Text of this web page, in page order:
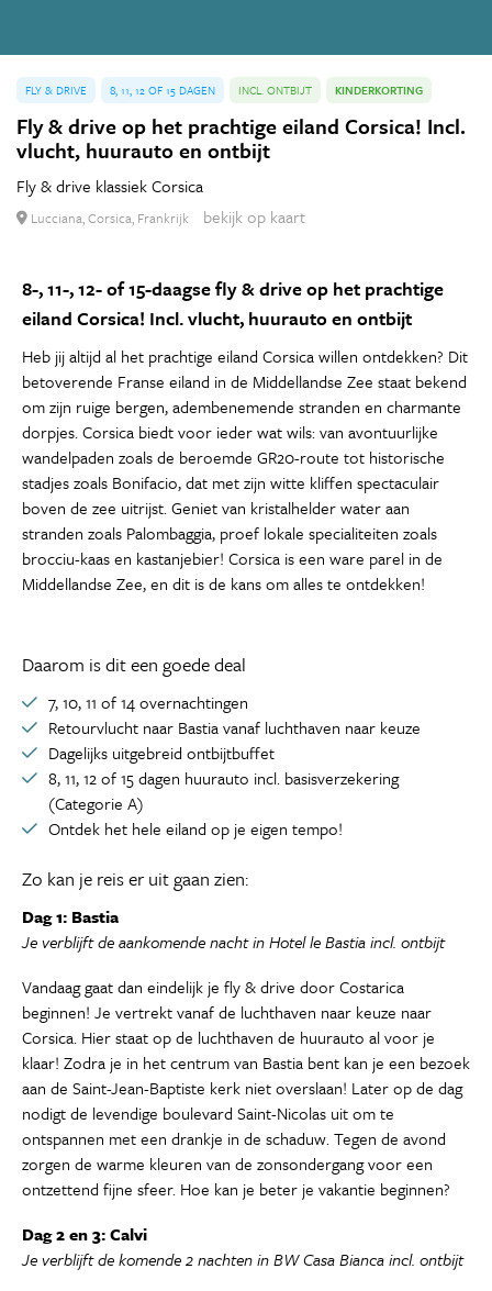
FLY & DRIVE 8, 11, 12 OF 15 DAGEN INCL. ONTBIJT KINDERKORTING
Fly & drive op het prachtige eiland Corsica! Incl.
vlucht, huurauto en ontbijt
Fly & drive klassiek Corsica
Lucciana, Corsica, Frankrijk bekijk op kaart
8-, 11-, 12- of 15-daagse fly & drive op het prachtige
eiland Corsica! Incl. vlucht, huurauto en ontbijt
Heb jij altijd al het prachtige eiland Corsica willen ontdekken? Dit
betoverende Franse eiland in de Middellandse Zee staat bekend
om zijn ruige bergen, adembenemende stranden en charmante
dorpjes. Corsica biedt voor ieder wat wils: van avontuurlijke
wandelpaden zoals de beroemde GR20-route tot historische
stadjes zoals Bonifacio, dat met zijn witte kliffen spectaculair
boven de zee uitrijst. Geniet van kristalhelder water aan
stranden zoals Palombaggia, proef lokale specialiteiten zoals
brocciu-kaas en kastanjebier! Corsica is een ware parel in de
Middellandse Zee, en dit is de kans om alles te ontdekken!
Daarom is dit een goede deal
7, 10, 11 of 14 overnachtingen
Retourvlucht naar Bastia vanaf luchthaven naar keuze
Dagelijks uitgebreid ontbijtbuffet
8, 11, 12 of 15 dagen huurauto incl. basisverzekering
(Categorie A)
Ontdek het hele eiland op je eigen tempo!
Zo kan je reis er uit gaan zien:
Dag 1: Bastia
Je verblijft de aankomende nacht in Hotel le Bastia incl. ontbijt
Vandaag gaat dan eindelijk je fly & drive door Costarica
beginnen! Je vertrekt vanaf de luchthaven naar keuze naar
Corsica. Hier staat op de luchthaven de huurauto al voor je
klaar! Zodra je in het centrum van Bastia bent kan je een bezoek
aan de Saint-Jean-Baptiste kerk niet overslaan! Later op de dag
nodigt de levendige boulevard Saint-Nicolas uit om te
ontspannen met een drankje in de schaduw. Tegen de avond
zorgen de warme kleuren van de zonsondergang voor een
ontzettend fijne sfeer. Hoe kan je beter je vakantie beginnen?
Dag 2 en 3: Calvi
Je verblijft de komende 2 nachten in BW Casa Bianca incl. ontbijt